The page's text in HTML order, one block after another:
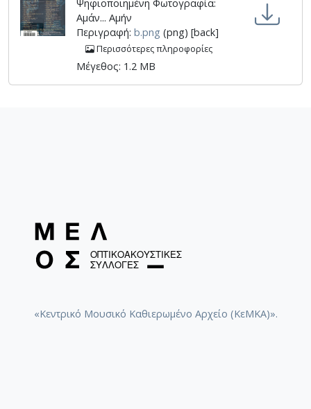
Ψηφιοποιημένη Φωτογραφία:
Αμάν... Αμήν
Περιγραφή: b.png (png) [back]
Περισσότερες πληροφορίες
Μέγεθος: 1.2 MB
«Κεντρικό Μουσικό Καθιερωμένο Αρχείο (ΚεΜΚΑ)».